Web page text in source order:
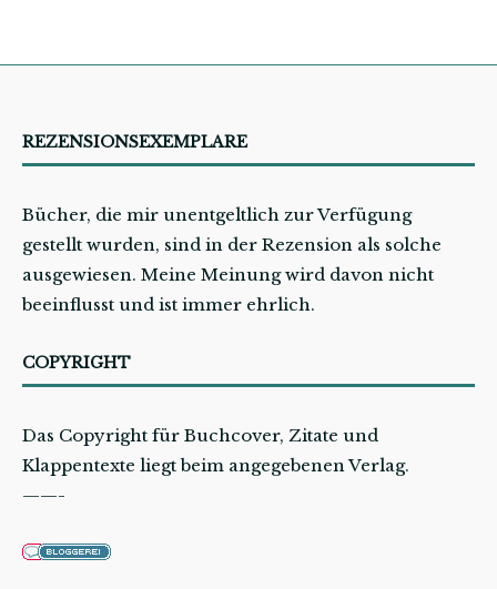
REZENSIONSEXEMPLARE
Bücher, die mir unentgeltlich zur Verfügung
gestellt wurden, sind in der Rezension als solche
ausgewiesen. Meine Meinung wird davon nicht
beeinflusst und ist immer ehrlich.
COPYRIGHT
Das Copyright für Buchcover, Zitate und
Klappentexte liegt beim angegebenen Verlag.
——-